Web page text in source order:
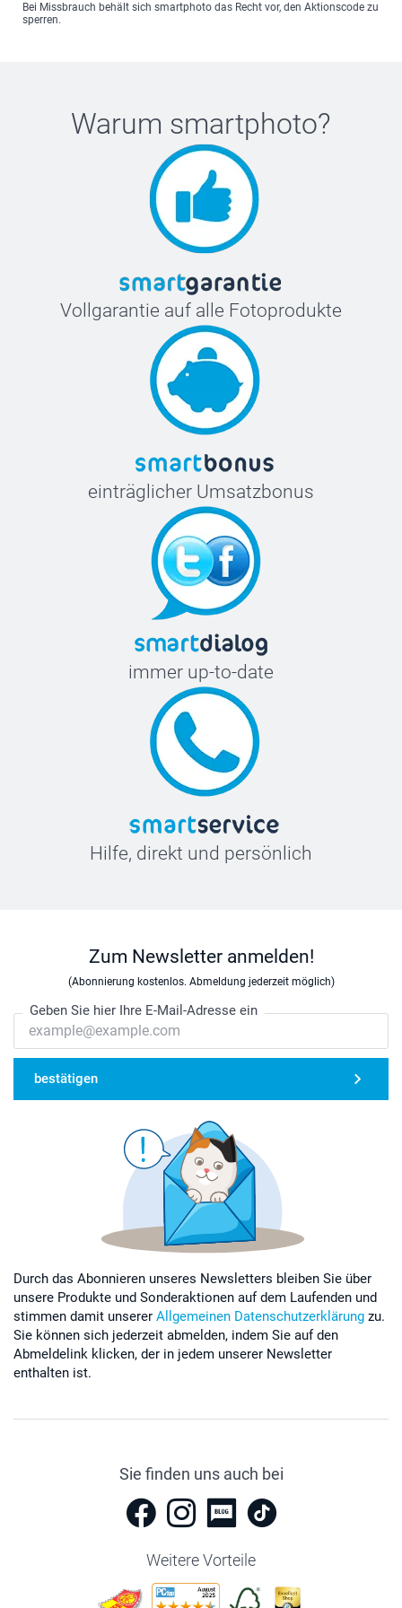
Bei Missbrauch behält sich smartphoto das Recht vor, den Aktionscode zu
sperren.
Warum smartphoto?
Vollgarantie auf alle Fotoprodukte
einträglicher Umsatzbonus
immer up-to-date
Hilfe, direkt und persönlich
Zum Newsletter anmelden!
(Abonnierung kostenlos. Abmeldung jederzeit möglich)
Geben Sie hier Ihre E-Mail-Adresse ein
bestätigen
Durch das Abonnieren unseres Newsletters bleiben Sie über
unsere Produkte und Sonderaktionen auf dem Laufenden und
stimmen damit unserer Allgemeinen Datenschutzerklärung zu.
Sie können sich jederzeit abmelden, indem Sie auf den
Abmeldelink klicken, der in jedem unserer Newsletter
enthalten ist.
Sie finden uns auch bei
Weitere Vorteile